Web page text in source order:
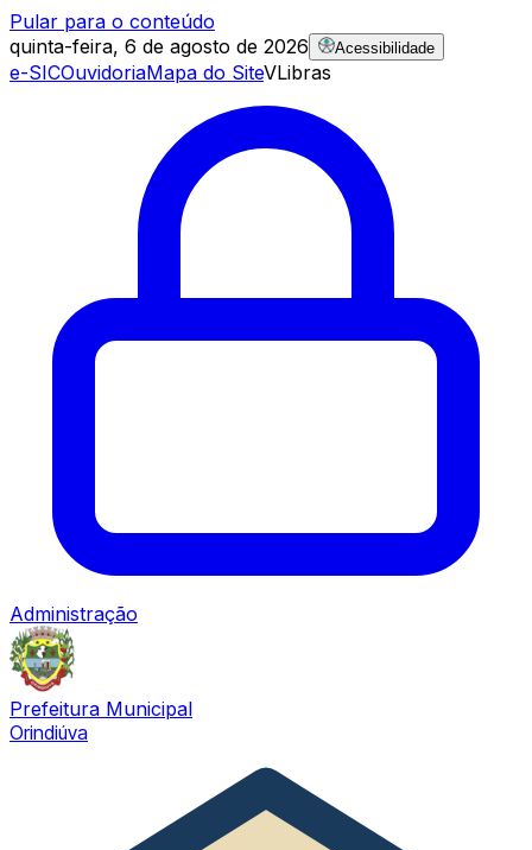
Pular para o conteúdo
quinta-feira, 6 de agosto de 2026
Acessibilidade
e-SICOuvidoriaMapa do SiteVLibras
Administração
Prefeitura Municipal
Orindiúva